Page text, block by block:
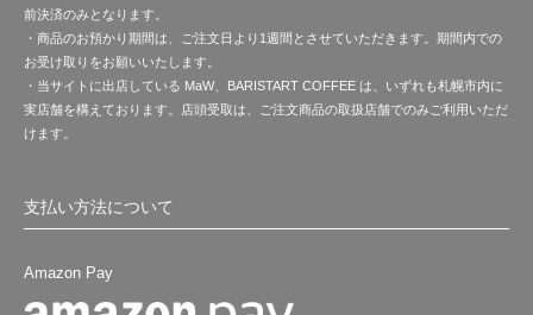
前決済のみとなります。
・商品のお預かり期間は、ご注文日より1週間とさせていただきます。期間内での
お受け取りをお願いいたします。
・当サイトに出店している MaW、BARISTART COFFEE は、いずれも札幌市内に
実店舗を構えております。店頭受取は、ご注文商品の取扱店舗でのみご利用いただ
けます。
支払い方法について
Amazon Pay